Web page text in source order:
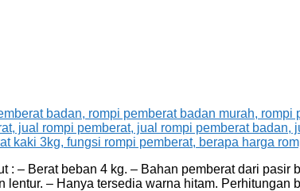
– Berat beban 4 kg. – Bahan pemberat dari pasir
– Hanya tersedia warna hitam. Perhitungan